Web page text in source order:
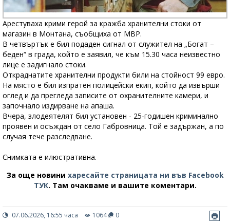
Арестуваха крими герой за кражба хранителни стоки от
магазин в Монтана, съобщиха от МВР.
В четвъртък е бил подаден сигнал от служител на „Богат –
беден“ в града, който е заявил, че към 15.30 часа неизвестно
лице е задигнало стоки.
Откраднатите хранителни продукти били на стойност 99 евро.
На място е бил изпратен полицейски екип, който да извърши
оглед и да прегледа записите от охранителните камери, и
започнало издирване на апаша.
Вчера, злодеятелят бил установен - 25-годишен криминално
проявен и осъждан от село Габровница. Той е задържан, а по
случая тече разследване.
Снимката е илюстративна.
За още новини харесайте страницата ни във Facebook
ТУК. Там очакваме и вашите коментари.
07.06.2026, 16:55 часа 1064 0